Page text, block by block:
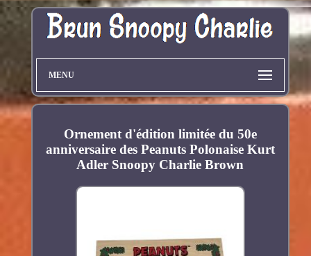
MENU
Ornement d'édition limitée du 50e
anniversaire des Peanuts Polonaise Kurt
Adler Snoopy Charlie Brown